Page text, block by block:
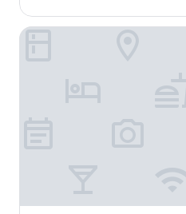
nhận
xét)
Novotel Suites Malaga Centro